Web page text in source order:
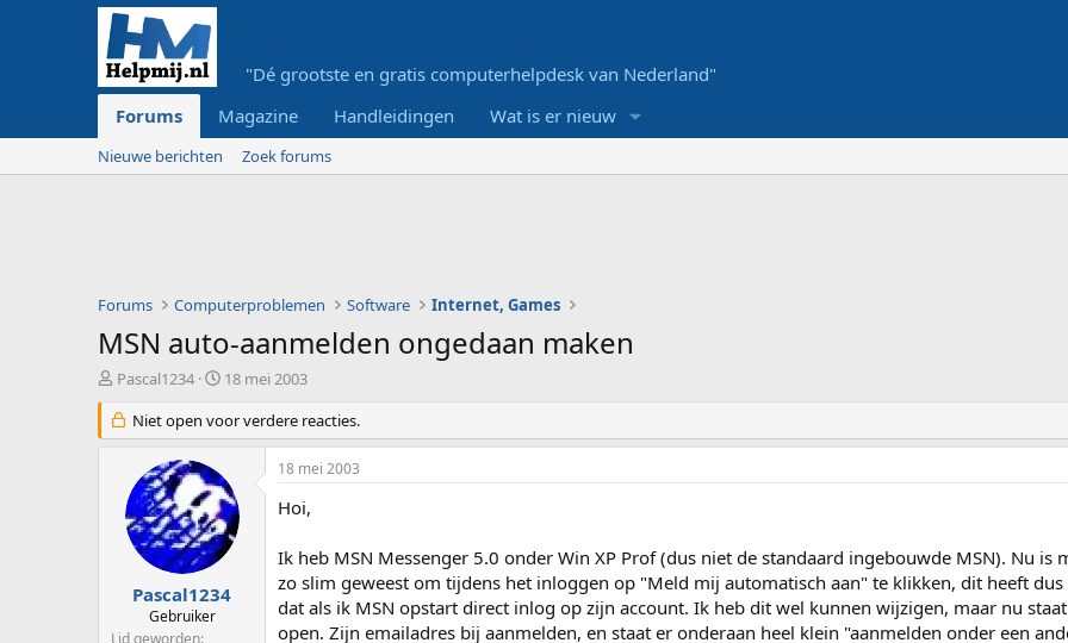
"Dé grootste en gratis computerhelpdesk van Nederland"
Forums
Magazine Handleidingen Wat is er nieuw
Nieuwe berichten Zoek forums
Forums Computerproblemen Software Internet, Games
MSN auto-aanmelden ongedaan maken
O
d
e
r
Pascal1234
S
a
r
d
a
t
u
18 mei 2003
Niet open voor verdere reacties.
Pascal1234
Gebruiker
18 mei 2003
Hoi,
Ik heb MSN Messenger 5.0 onder Win XP Prof (dus niet de standaard ingebouwde MSN). Nu is
zo slim geweest om tijdens het inloggen op "Meld mij automatisch aan" te klikken, dit heeft
dat als ik MSN opstart direct inlog op zijn account. Ik heb dit wel kunnen wijzigen, maar nu
open. Zijn emailadres bij aanmelden, en staat er onderaan heel klein "aanmelden onder een